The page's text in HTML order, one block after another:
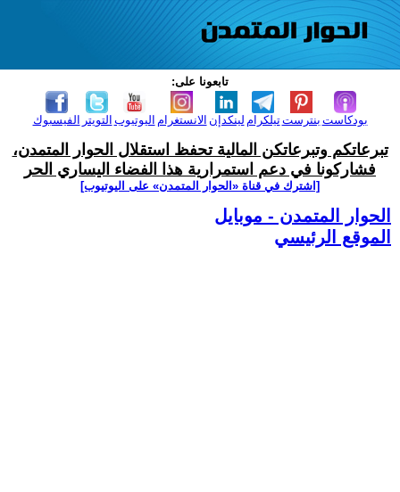
تابعونا على:
الفيسبوك التويتر اليوتيوب الانستغرام لينكدإن تيلكرامبنترست بودكاست
تبرعاتكم وتبرعاتكن المالية تحفظ استقلال الحوار المتمدن،
فشاركونا في دعم استمرارية هذا الفضاء اليساري الحر
[اشترك في قناة ‫«الحوار المتمدن» على اليوتيوب]
الحوار المتمدن - موبايل
الموقع الرئيسي